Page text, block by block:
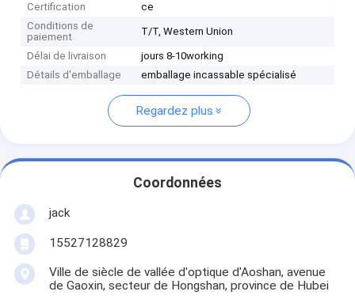
Certification
ce
Conditions de
paiement
T/T, Western Union
Délai de livraison
jours 8-10working
Détails d'emballage
emballage incassable spécialisé
Regardez plus
Coordonnées
jack
15527128829
Ville de siècle de vallée d'optique d'Aoshan, avenue
de Gaoxin, secteur de Hongshan, province de Hubei